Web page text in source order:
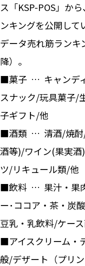
ス「KSP-POS」か
ンキングを公開して
データ売れ筋ランキ
降）。
■菓子 … キャンデ
スナック/玩具菓子/
子ギフト/他
■酒類 … 清酒/焼酎/
酒等)/ワイン(果実
ツ/リキュール類/他
■飲料 … 果汁・果
ー･ココア・茶・炭
豆乳・乳飲料/ケー
■アイスクリーム・
般/デザート（プリ